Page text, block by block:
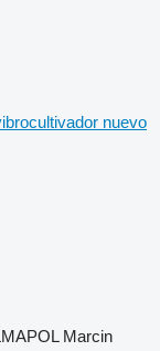
nuevo
Marcin